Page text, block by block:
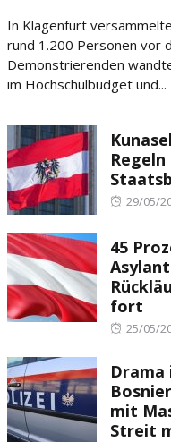
In Klagenfurt
rund 1.200 Personen vor
Demonstrierenden
im Hochschulbudget und...
Posted
29/05/
45
fort
Posted
25/05/
Drama
mit
Streit